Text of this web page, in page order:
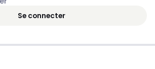
Se connecter